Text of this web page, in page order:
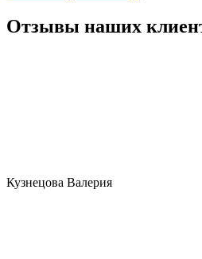
Отзывы наших
Кузнецова Валерия